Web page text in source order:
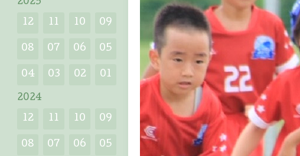
2025
12 11 10 09
08 07 06 05
04 03 02 01
2024
12 11 10 09
08 07 06 05